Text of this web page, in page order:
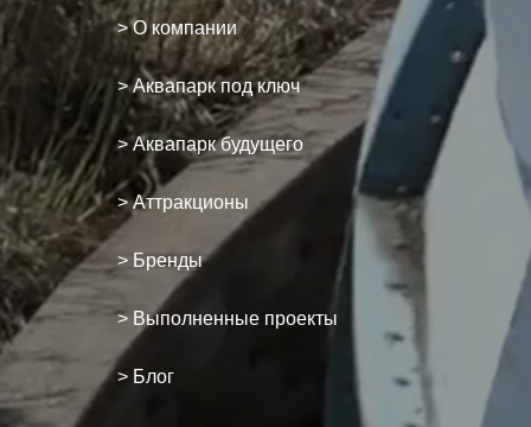
> О компании
> Аквапарк под ключ
> Аквапарк будущего
> Аттракционы
> Бренды
> Выполненные проекты
> Блог